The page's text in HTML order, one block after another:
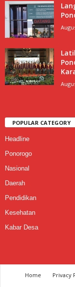
POPULAR CATEGORY
Headline
Ponorogo
Nasional
Daerah
Pendidikan
Kesehatan
Kabar Desa
Home Privacy